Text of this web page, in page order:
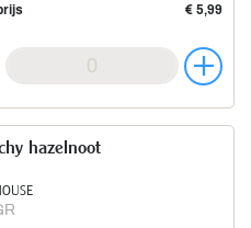
€ 5,99
hazelnoot